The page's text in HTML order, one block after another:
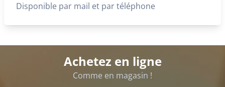
Disponible par mail et par téléphone
Achetez en ligne
Comme en magasin !